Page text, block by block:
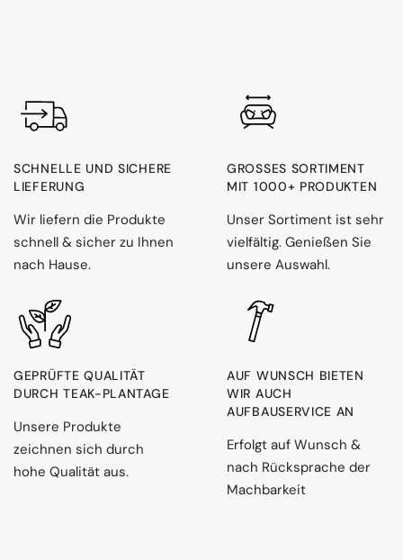
SCHNELLE UND SICHERE
LIEFERUNG
Wir liefern die Produkte
schnell & sicher zu Ihnen
nach Hause.
GROSSES SORTIMENT M
IT 1000+ PRODUKTEN
Unser Sortiment ist sehr
vielfältig. Genießen Sie
unsere Auswahl.
GEPRÜFTE QUALITÄT
DURCH TEAK-PLANTAGE
Unsere Produkte
zeichnen sich durch
hohe Qualität aus.
AUF WUNSCH BIETEN
WIR AUCH
AUFBAUSERVICE AN
Erfolgt auf Wunsch &
nach Rücksprache der
Machbarkeit